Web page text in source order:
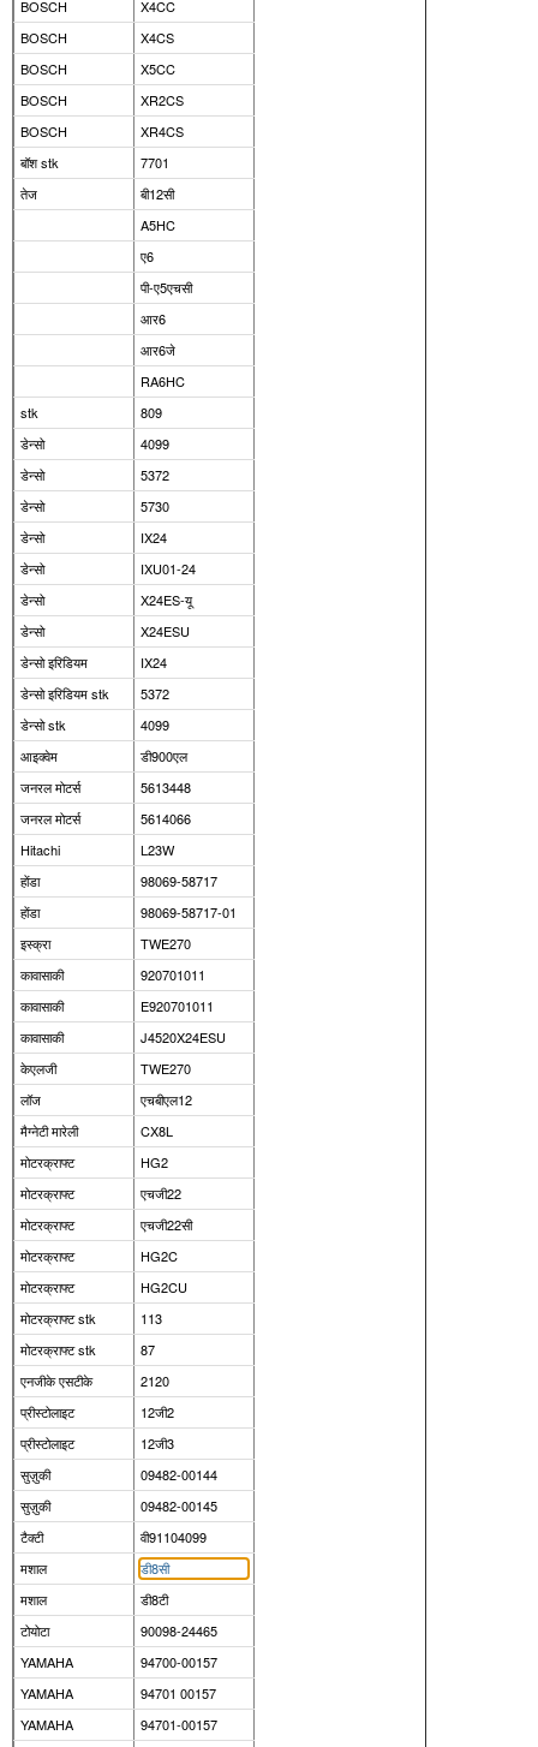
BOSCH
X4CC
BOSCH
X4CS
BOSCH
X5CC
BOSCH
XR2CS
BOSCH
XR4CS
बॉश stk
7701
तेज
बी12सी
A5HC
ए6
पी-ए5एचसी
आर6
आर6जे
RA6HC
stk
809
डेन्सो
4099
डेन्सो
5372
डेन्सो
5730
डेन्सो
IX24
डेन्सो
IXU01-24
डेन्सो
X24ES-यू
डेन्सो
X24ESU
डेन्सो इरिडियम
IX24
डेन्सो इरिडियम stk
5372
डेन्सो stk
4099
आइक्वेम
डी900एल
जनरल मोटर्स
5613448
जनरल मोटर्स
5614066
Hitachi
L23W
होंडा
98069-58717
होंडा
98069-58717-01
इस्क्रा
TWE270
कावासाकी
920701011
कावासाकी
E920701011
कावासाकी
J4520X24ESU
केएलजी
TWE270
लॉज
एचबीएल12
मैग्नेटी मारेली
CX8L
मोटरक्राफ्ट
HG2
मोटरक्राफ्ट
एचजी22
मोटरक्राफ्ट
एचजी22सी
मोटरक्राफ्ट
HG2C
मोटरक्राफ्ट
HG2CU
मोटरक्राफ्ट stk
113
मोटरक्राफ्ट stk
87
एनजीके एसटीके
2120
प्रीस्टोलाइट
12जी2
प्रीस्टोलाइट
12जी3
सुज़ुकी
09482-00144
सुज़ुकी
09482-00145
टैक्टी
वी91104099
मशाल
डी8सी
मशाल
डी8टी
टोयोटा
90098-24465
YAMAHA
94700-00157
YAMAHA
94701 00157
YAMAHA
94701-00157